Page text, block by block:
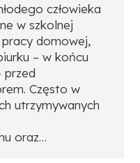
człowieka
w szkolnej
domowej,
– w końcu
przed
Często w
utrzymywanych
oraz…